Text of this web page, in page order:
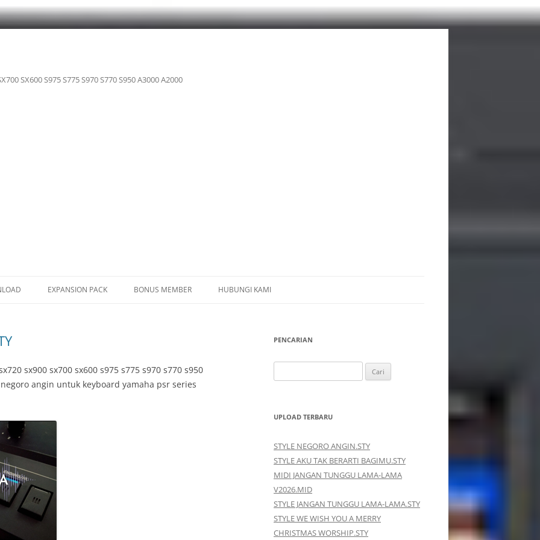
SX600 S975 S775 S970 S770 S950 A3000 A2000
YAMAHA
MEMORY
/ SF2
INFO.N27
SERIES
EXPANSION PACK
PSR S970 S770
BONUS MEMBER HUBUNGI KAMI
sx900 sx700 sx600 s975 s775 s970 s770 s950
angin untuk keyboard yamaha psr series
PENCARIAN
untuk:
UPLOAD TERBARU
STYLE NEGORO ANGIN.STY
STYLE AKU TAK BERARTI BAGIMU.STY
MIDI JANGAN TUNGGU LAMA-LAMA
V2026.MID
STYLE JANGAN TUNGGU LAMA-LAMA.STY
STYLE WE WISH YOU A MERRY
CHRISTMAS WORSHIP.STY